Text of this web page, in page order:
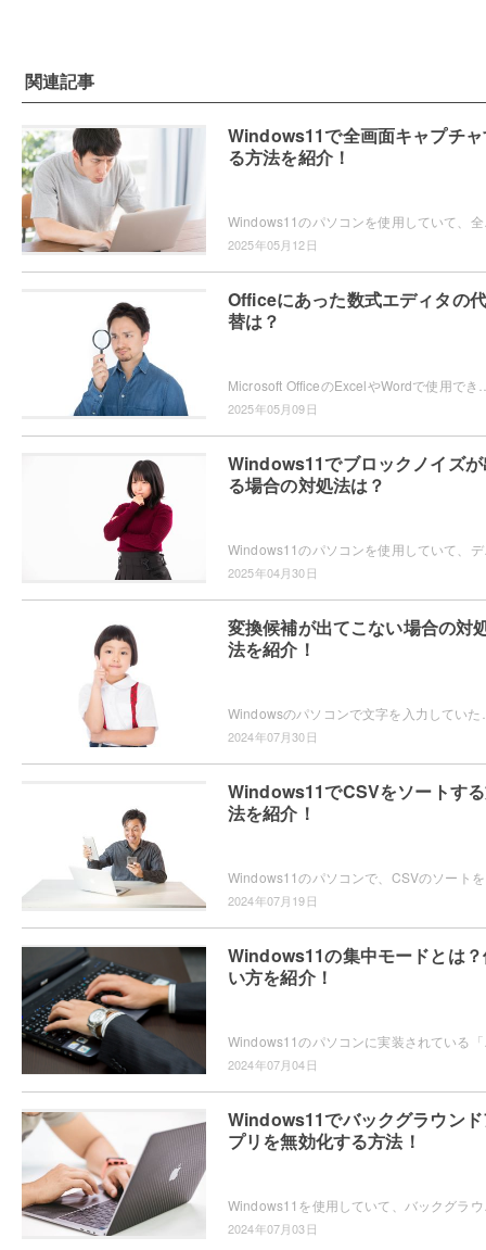
関連記事
Windows11で全画面キャプチ
る方法を紹介！
2025年05月12日
Officeにあった数式エディタの代
替は？
2025年05月09日
Windows11でブロックノイズ
る場合の対処法は？
Windows11のパソコンを使用して
2025年04月30日
変換候補が出てこない場合の対
法を紹介！
2024年07月30日
Windows11でCSVをソートす
法を紹介！
2024年07月19日
Windows11の集中モードとは
い方を紹介！
2024年07月04日
Windows11でバックグラウン
プリを無効化する方法！
2024年07月03日